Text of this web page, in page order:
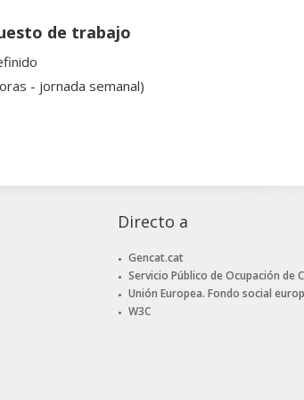
de trabajo
- jornada semanal)
Directo a
Gencat.cat
Servicio Público de Ocupación de
Unión Europea. Fondo social
W3C